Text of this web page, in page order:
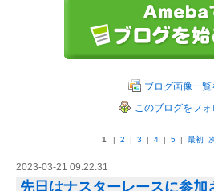
ブログ画像一覧
このブログをフォ
1 | 2 | 3 | 4 | 5 | 最初
2023-03-21 09:22:31
先日はナスターレースに参加